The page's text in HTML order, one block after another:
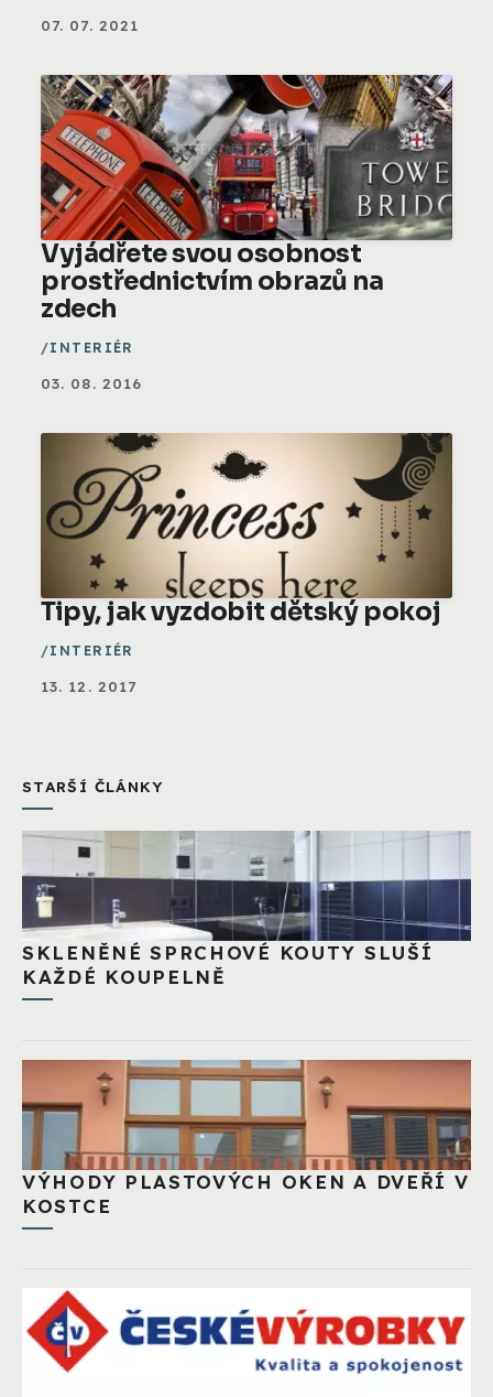
07. 07. 2021
Vyjádřete svou osobnost
prostřednictvím obrazů na
zdech
INTERIÉR
03. 08. 2016
Tipy, jak vyzdobit dětský pokoj
INTERIÉR
13. 12. 2017
STARŠÍ ČLÁNKY
SKLENĚNÉ SPRCHOVÉ KOUTY SLUŠÍ
KAŽDÉ KOUPELNĚ
VÝHODY PLASTOVÝCH OKEN A DVEŘÍ V
KOSTCE